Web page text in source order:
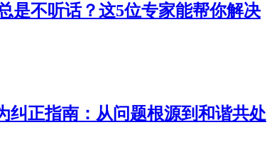
是不听话？这5位专家能帮你解决
纠正指南：从问题根源到和谐共处